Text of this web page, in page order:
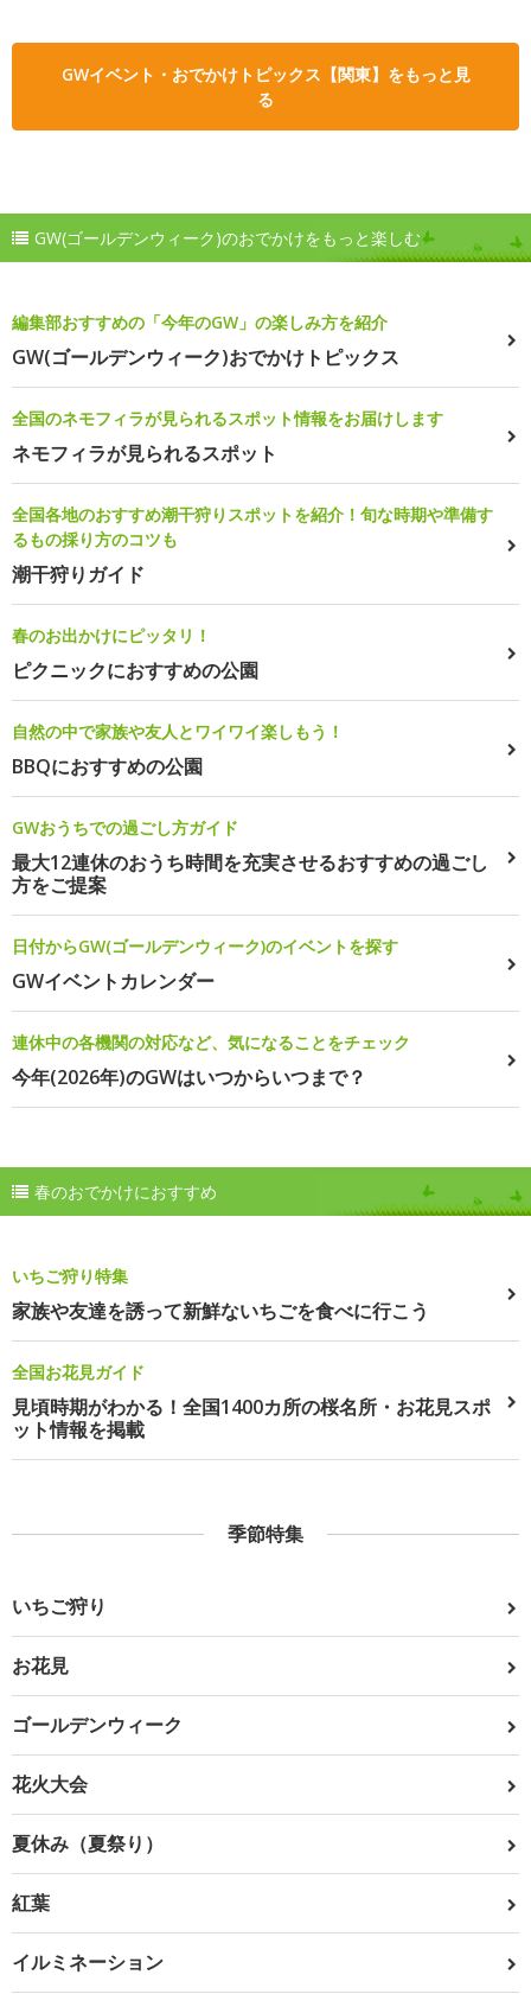
GWイベント・おでかけトピックス【関東】をもっと見
る
GW(ゴールデンウィーク)のおでかけをもっと楽しむ
編集部おすすめの「今年のGW」の楽しみ方を紹介
GW(ゴールデンウィーク)おでかけトピックス
全国のネモフィラが見られるスポット情報をお届けします
ネモフィラが見られるスポット
全国各地のおすすめ潮干狩りスポットを紹介！旬な時期や準備す
るもの採り方のコツも
潮干狩りガイド
春のお出かけにピッタリ！
ピクニックにおすすめの公園
自然の中で家族や友人とワイワイ楽しもう！
BBQにおすすめの公園
GWおうちでの過ごし方ガイド
最大12連休のおうち時間を充実させるおすすめの過ごし
方をご提案
日付からGW(ゴールデンウィーク)のイベントを探す
GWイベントカレンダー
連休中の各機関の対応など、気になることをチェック
今年(2026年)のGWはいつからいつまで？
春のおでかけにおすすめ
いちご狩り特集
家族や友達を誘って新鮮ないちごを食べに行こう
全国お花見ガイド
見頃時期がわかる！全国1400カ所の桜名所・お花見スポ
ット情報を掲載
季節特集
いちご狩り
お花見
ゴールデンウィーク
花火大会
夏休み（夏祭り）
紅葉
イルミネーション